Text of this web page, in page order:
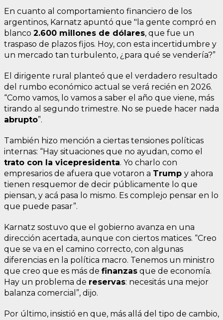
En cuanto al comportamiento financiero de los
argentinos, Karnatz apuntó que "la gente compró en
blanco 2.600 millones de dólares, que fue un
traspaso de plazos fijos. Hoy, con esta incertidumbre y
un mercado tan turbulento, ¿para qué se vendería?”
El dirigente rural planteó que el verdadero resultado
del rumbo económico actual se verá recién en 2026.
“Como vamos, lo vamos a saber el año que viene, más
tirando al segundo trimestre. No se puede hacer nada
abrupto”.
También hizo mención a ciertas tensiones políticas
internas: “Hay situaciones que no ayudan, como el
trato con la vicepresidenta. Yo charlo con
empresarios de afuera que votaron a Trump y ahora
tienen resquemor de decir públicamente lo que
piensan, y acá pasa lo mismo. Es complejo pensar en lo
que puede pasar”.
Karnatz sostuvo que el gobierno avanza en una
dirección acertada, aunque con ciertos matices. “Creo
que se va en el camino correcto, con algunas
diferencias en la política macro. Tenemos un ministro
que creo que es más de finanzas que de economía.
Hay un problema de reservas: necesitás una mejor
balanza comercial”, dijo.
Por último, insistió en que, más allá del tipo de cambio,